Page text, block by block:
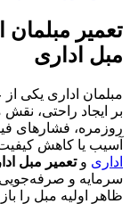
تعمیر
مبل اداری
مبلمان اداری یکی
بر ایجاد راحتی،
روزمره، فشارهای
آسیب یا کاهش
اداری وتعمیر مبل
سرمایه و صرفه‌جویی
ظاهر اولیه مبل را